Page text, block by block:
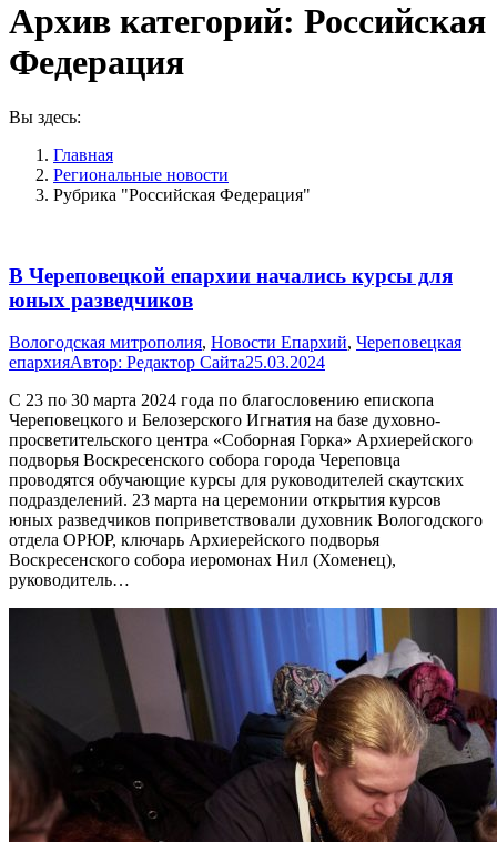
Архив категорий: Российская
Федерация
Вы здесь:
Главная
Pегиональные новости
Рубрика "Российская Федерация"
В Череповецкой епархии начались курсы для
юных разведчиков
Вологодская митрополия, Новости Епархий, Череповецкая
епархияАвтор: Редактор Сайта25.03.2024
С 23 по 30 марта 2024 года по благословению епископа
Череповецкого и Белозерского Игнатия на базе духовно-
просветительского центра «Соборная Горка» Архиерейского
подворья Воскресенского собора города Череповца
проводятся обучающие курсы для руководителей скаутских
подразделений. 23 марта на церемонии открытия курсов
юных разведчиков поприветствовали духовник Вологодского
отдела ОРЮР, ключарь Архиерейского подворья
Воскресенского собора иеромонах Нил (Хоменец),
руководитель…